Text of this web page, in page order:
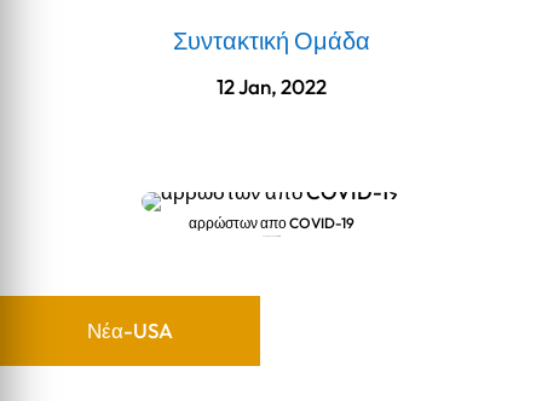
Συντακτική Ομάδα
12 Jan, 2022
αρρώστων απο COVID-19
Νέα-USA